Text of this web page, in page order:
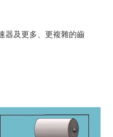
器及更多、更複雜的齒